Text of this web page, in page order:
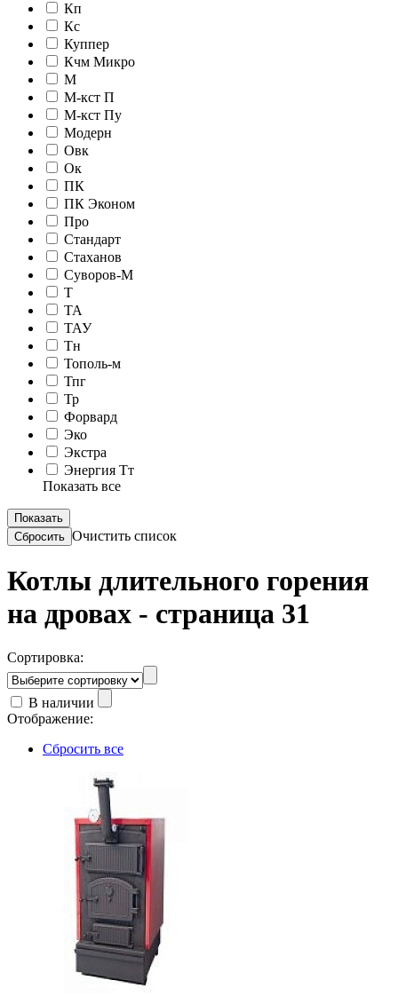
Кп
Кс
Куппер
Кчм Микро
М
М-кст П
М-кст Пу
Модерн
Овк
Ок
ПК
ПК Эконом
Про
Стандарт
Стаханов
Суворов-М
Т
ТА
ТАУ
Тн
Тополь-м
Тпг
Тр
Форвард
Эко
Экстра
Энергия Тт
Показать все
Очистить список
Котлы длительного горения
на дровах - страница 31
Сортировка:
В наличии
Отображение:
Сбросить все